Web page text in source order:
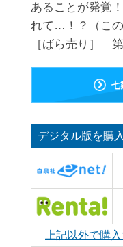
あることが発覚
れて…！？（こ
［ばら売り］
七
デジタル版を購入
上記以外で購